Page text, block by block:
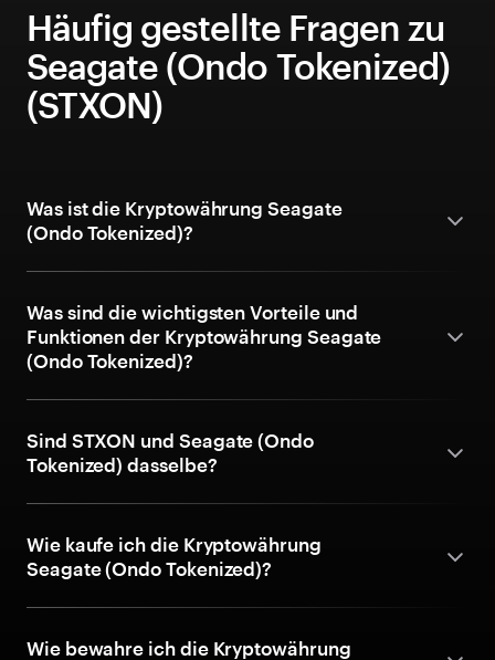
Häufig gestellte Fragen zu
Seagate (Ondo Tokenized)
(STXON)
Was ist die Kryptowährung Seagate
(Ondo Tokenized)?
Was sind die wichtigsten Vorteile und
Funktionen der Kryptowährung Seagate
(Ondo Tokenized)?
Sind STXON und Seagate (Ondo
Tokenized) dasselbe?
Wie kaufe ich die Kryptowährung
Seagate (Ondo Tokenized)?
Wie bewahre ich die Kryptowährung